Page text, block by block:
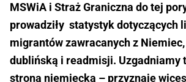
MSWiA i Straż Graniczna do tej
prowadziły statystyk dotyczących
migrantów zawracanych z
dublińską i readmisji. Uzgadniamy
stroną niemiecką – przyznaje